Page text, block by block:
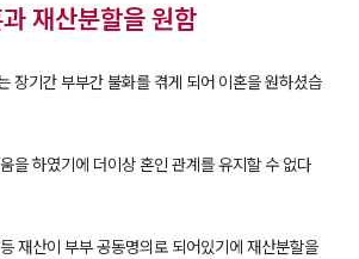
재산분할을 원함
장기간 부부간 불화를 겪게 되어 이혼을 원하셨습
을 하였기에 더이상 혼인 관계를 유지할 수 없다
재산이 부부 공동명의로 되어있기에 재산분할을